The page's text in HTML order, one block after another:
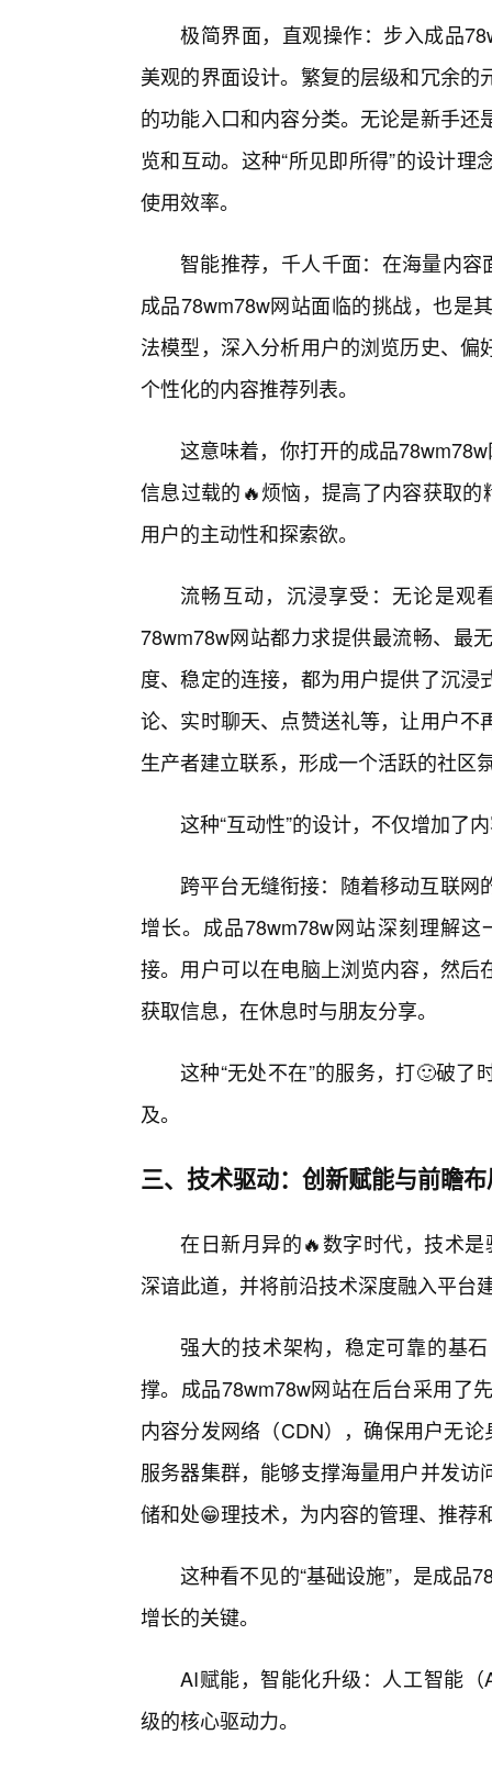
极简界面，直观操作：步入成品
美观的界面设计。繁复的层级和冗余
的功能入口和内容分类。无论是新手
览和互动。这种“所见即所得”的设计
使用效率。
智能推荐，千人千面：在海量内容
成品78wm78w网站面临的挑战，也是
法模型，深入分析用户的浏览历史、
个性化的内容推荐列表。
这意味着，你打开的成品
信息过载的🔥烦恼，提高了内容获取
用户的主动性和探索欲。
流畅互动，沉浸享受：无论是观
78wm78w网站都力求提供最流畅、最
度、稳定的连接，都为用户提供了沉
论、实时聊天、点赞送礼等，让用户
生产者建立联系，形成一个活跃的社区
这种“互动性”的设计，不仅增加了
跨平台无缝衔接：随着移动互联
增长。成品78wm78w网站深刻理解
接。用户可以在电脑上浏览内容，然
获取信息，在休息时与朋友分享。
这种“无处不在”的服务，打🙂破
及。
三、技术驱动：创新赋能与前瞻
在日新月异的🔥数字时代，技术
深谙此道，并将前沿技术深度融入平台
强大的技术架构，稳定可靠的基
撑。成品78wm78w网站在后台采用了
内容分发网络（CDN），确保用户无
服务器集群，能够支撑海量用户并发
储和处😁理技术，为内容的管理、推荐
这种看不见的“基础设施”，是成品
增长的关键。
AI赋能，智能化升级：人工智能
级的核心驱动力。